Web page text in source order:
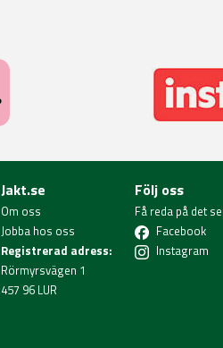
Jakt.se
Om oss
Jobba hos oss
Registrerad adress:
Rörmyrsvägen 1
457 96 LUR
Följ oss
Få reda på det
Facebook
Instagram